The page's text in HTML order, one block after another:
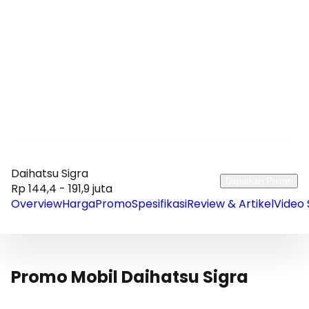
Daihatsu Sigra
Rp 144,4 - 191,9 juta
OverviewHargaPromoSpesifikasiReview & ArtikelVideo
Promo Mobil Daihatsu Sigra